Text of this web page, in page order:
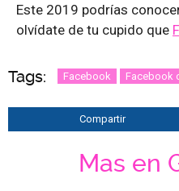
Este 2019 podrías
olvídate de tu cupido que
Tags: Facebook Facebook
Compartir
Mas en